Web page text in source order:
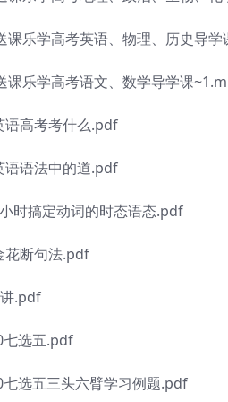
课乐学高考英语、物理、历史导
课乐学高考语文、数学导学课
语高考考什么.pdf
语语法中的道.pdf
时搞定动词的时态语态.pdf
花断句法.pdf
.pdf
七选五.pdf
选五三头六臂学习例题.pdf